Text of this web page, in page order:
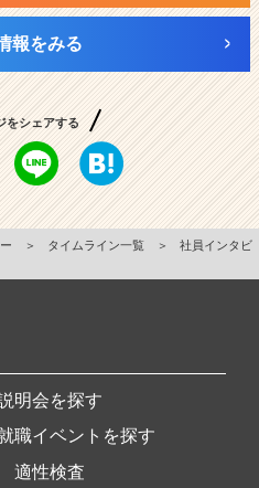
報をみる
をシェアする
＞ タイムライン一覧 ＞
社員インタビ
明会を探す
職イベントを探す
適性検査